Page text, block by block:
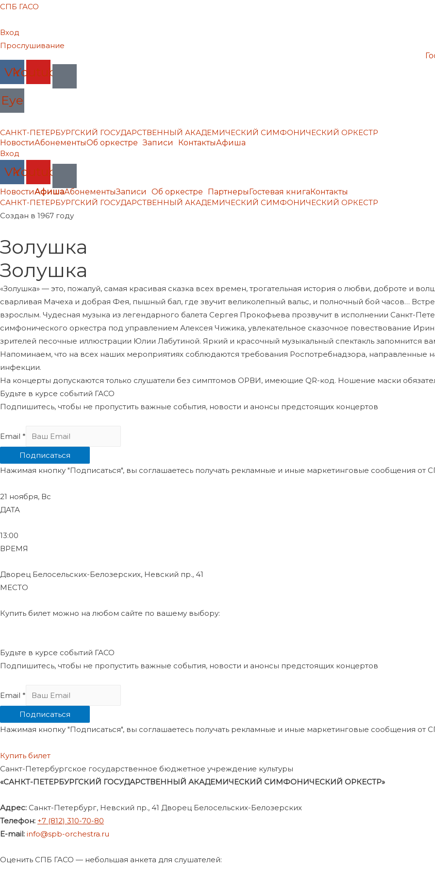
СПБ ГАСО
Вход
Прослушивание
VkYoutube
Eye
САНКТ-ПЕТЕРБУРГСКИЙ ГОСУДАРСТВЕННЫЙ АКАДЕМИЧЕСКИЙ СИМФОНИЧЕСКИЙ ОРКЕСТР
НовостиАбонементыОб оркестре Записи КонтактыАфиша
Вход
VkYoutube
НовостиАфишаАбонементыЗаписи Об оркестре Партнеры Гостевая книга Контакты
САНКТ-ПЕТЕРБУРГСКИЙ ГОСУДАРСТВЕННЫЙ АКАДЕМИЧЕСКИЙ СИМФОНИЧЕСКИЙ ОРКЕСТР
Создан в 1967 году
Золушка
Золушка
«Золушка» — это, пожалуй, самая красивая сказка всех времен, трогательная история о любви, доброте и
сварливая Мачеха и добрая Фея, пышный бал, где звучит великолепный вальс, и полночный бой часов…
взрослым. Чудесная музыка из легендарного балета Сергея Прокофьева прозвучит в исполнении Санкт-
симфонического оркестра под управлением Алексея Чижика, увлекательное сказочное повествование
зрителей песочные иллюстрации Юлии Лабутиной. Яркий и красочный музыкальный спектакль запомнится
Напоминаем, что на всех наших мероприятиях соблюдаются требования Роспотребнадзора,
инфекции.
На концерты допускаются только слушатели без симптомов ОРВИ, имеющие QR-код. Ношение маски
Будьте в курсе событий ГАСО
Подпишитесь, чтобы не пропустить важные события, новости и анонсы предстоящих концертов
Email *
Подписаться
Нажимая кнопку "Подписаться", вы соглашаетесь получать рекламные и иные маркетинговые сообщения от
21 ноября, Вс
ДАТА
13:00
ВРЕМЯ
Дворец Белосельских-Белозерских, Невский пр., 41
МЕСТО
Купить билет можно на любом сайте по вашему выбору:
Будьте в курсе событий ГАСО
Подпишитесь, чтобы не пропустить важные события, новости и анонсы предстоящих концертов
Email *
Подписаться
Нажимая кнопку "Подписаться", вы соглашаетесь получать рекламные и иные маркетинговые сообщения от
Купить билет
Санкт-Петербургское государственное бюджетное учреждение культуры
«САНКТ-ПЕТЕРБУРГСКИЙ ГОСУДАРСТВЕННЫЙ АКАДЕМИЧЕСКИЙ СИМФОНИЧЕСКИЙ ОРКЕСТР»
Адрес: Санкт-Петербург, Невский пр., 41 Дворец Белосельских-Белозерских
Телефон: +7 (812) 310-70-80
E-mail: info@spb-orchestra.ru
Оценить СПБ ГАСО — небольшая анкета для слушателей: